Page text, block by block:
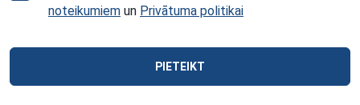
noteikumiem un Privātuma politikai
PIETEIKT